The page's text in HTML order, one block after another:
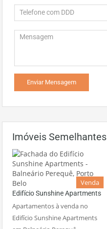
Imóveis Semelhantes
Venda
Edifício Sunshine Apartments
Apartamentos à venda no
Edifício Sunshine Apartments